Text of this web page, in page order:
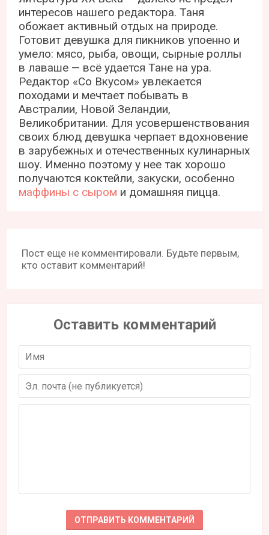
интересов нашего редактора. Таня
обожает активный отдых на природе.
Готовит девушка для пикников упоенно и
умело: мясо, рыба, овощи, сырные роллы
в лаваше — всё удается Тане на ура.
Редактор «Со Вкусом» увлекается
походами и мечтает побывать в
Австралии, Новой Зеландии,
Великобритании. Для усовершенствования
своих блюд девушка черпает вдохновение
в зарубежных и отечественных кулинарных
шоу. Именно поэтому у нее так хорошо
получаются коктейли, закуски, особенно
маффины с сыром и домашняя пицца.
Пост еще не комментировали. Будьте первым,
кто оставит комментарий!
Оставить комментарий